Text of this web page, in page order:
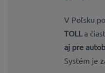
V Poľsku
TOLL a
aj pre
Systém je